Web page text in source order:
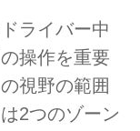
ライバー中
操作を重要
視野の範囲
2つのゾーン